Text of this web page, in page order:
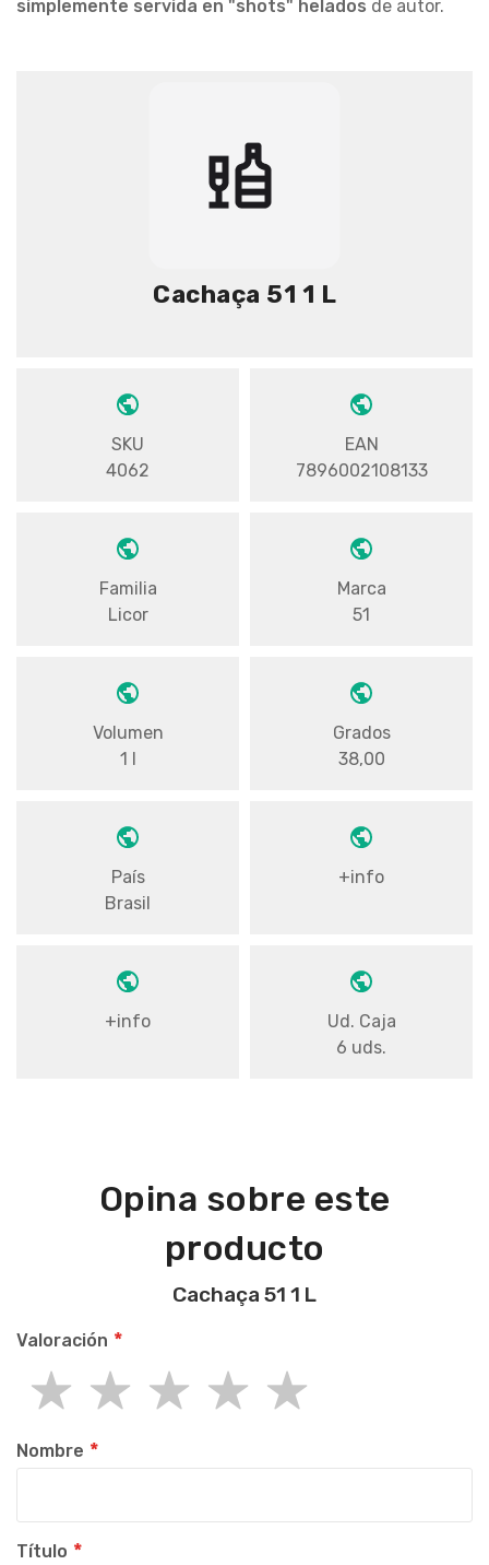
simplemente servida en "shots" helados de autor.
Cachaça 51 1 L
SKU
4062
EAN
7896002108133
Familia
Licor
Marca
51
Volumen
1 l
Grados
38,00
País
Brasil
+info
+info
Ud. Caja
6 uds.
Opina sobre este
producto
Cachaça 51 1 L
Valoración
star
stars
stars
stars
stars
Nombre
Título